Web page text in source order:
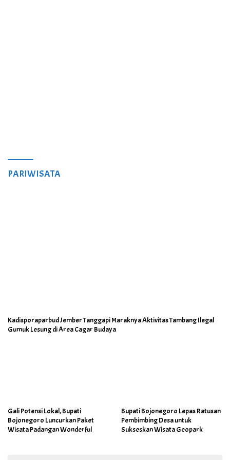
PARIWISATA
Kadisporaparbud Jember Tanggapi Maraknya Aktivitas Tambang Ilegal
Gumuk Lesung di Area Cagar Budaya
Gali Potensi Lokal, Bupati
Bojonegoro Luncurkan Paket
Wisata Padangan Wonderful
Bupati Bojonegoro Lepas Ratusan
Pembimbing Desa untuk
Sukseskan Wisata Geopark